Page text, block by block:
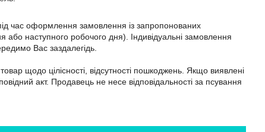
час оформлення замовлення із запропонованих
або наступного робочого дня). Індивідуальні замовлення
Вас заздалегідь.
щодо цілісності, відсутності пошкоджень. Якщо виявлені
акт. Продавець не несе відповідальності за псування